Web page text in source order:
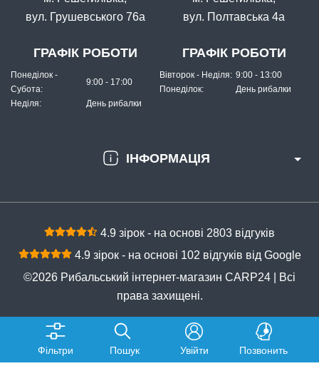
Фільтри Пошук Увійти Позвонить
ІНФОРМАЦІЯ
вул. Грушевського 76а
ГРАФІК РОБОТИ
Понеділок -
Субота:
9:00 - 17:00
Неділя: День рибалки
вул. Полтавська 4а
ГРАФІК РОБОТИ
Вівторок - Неділя: 9:00 - 13:00
Понеділок:
День рибалки
4.9 зірок - на основі 2803 відгуків
4.9 зірок - на основі 102 відгуків від Google
©2026 Рибальський інтернет-магазин CARP24 | Всі
права захищені.